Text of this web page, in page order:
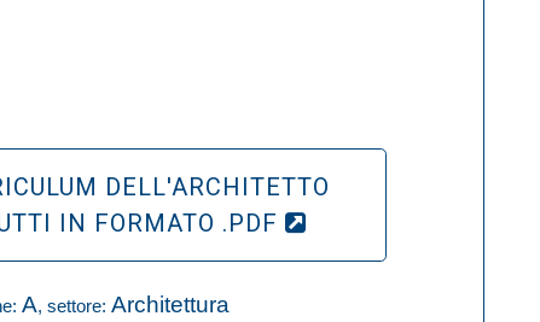
DELL'ARCHITETTO
IN FORMATO .PDF
A, settore: Architettura